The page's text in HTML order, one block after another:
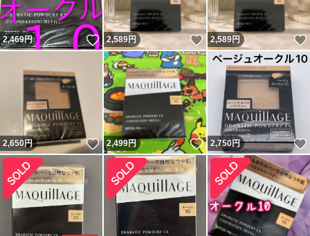
2,469円 いいね！
2,589円 いいね！
2,589円
2,650円 いいね！
2,499円 いいね！
2,750円